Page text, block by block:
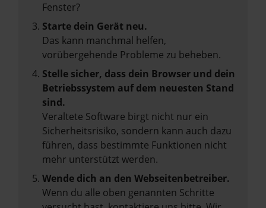
Fenster?
Starte dein Gerät neu.
Das kann manchmal helfen,
vorübergehende Probleme zu beheben.
Stelle sicher, dass dein Browser und dein
Betriebssystem auf dem neuesten Stand
sind.
Veraltete Software birgt nicht nur ein
Sicherheitsrisiko, sondern kann auch dazu
führen, dass bestimmte Funktionen nicht
mehr unterstützt werden.
Wende dich an den Webseitenbetreiber.
Wenn du alle oben genannten Schritte